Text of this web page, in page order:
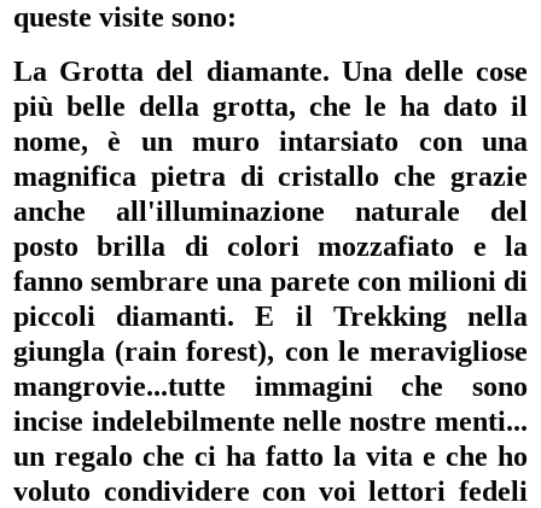
queste visite sono:
La Grotta del diamante. Una delle cose
più belle della grotta, che le ha dato il
nome, è un muro intarsiato con una
magnifica pietra di cristallo che grazie
anche all'illuminazione naturale del
posto brilla di colori mozzafiato e la
fanno sembrare una parete con milioni di
piccoli diamanti. E il Trekking nella
giungla (rain forest), con le meravigliose
mangrovie...tutte immagini che sono
incise indelebilmente nelle nostre menti...
un regalo che ci ha fatto la vita e che ho
voluto condividere con voi lettori fedeli